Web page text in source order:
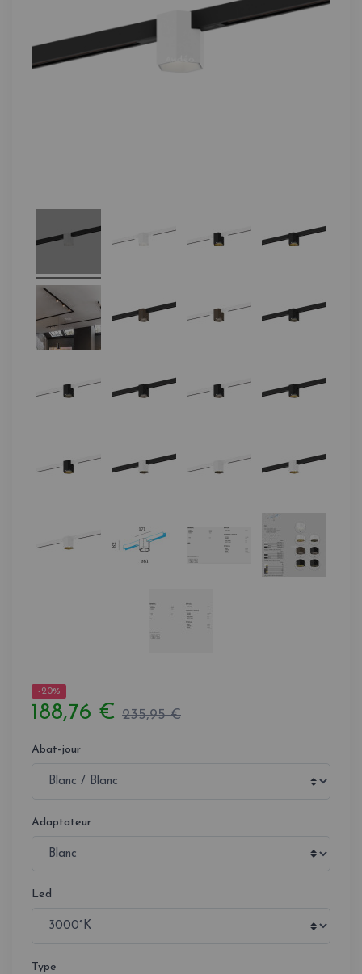
-20%
188,76 € 235,95 €
Abat-jour
Adaptateur
Led
Type